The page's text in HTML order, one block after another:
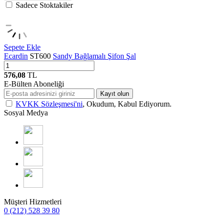
Sadece Stoktakiler
Sepete Ekle
Ecardin ST600 Sandy Bağlamalı Şifon Şal
576,08 TL
E-Bülten Aboneliği
Kayıt olun
KVKK Sözleşmesi'ni, Okudum, Kabul Ediyorum.
Sosyal Medya
Müşteri Hizmetleri
0 (212) 528 39 80